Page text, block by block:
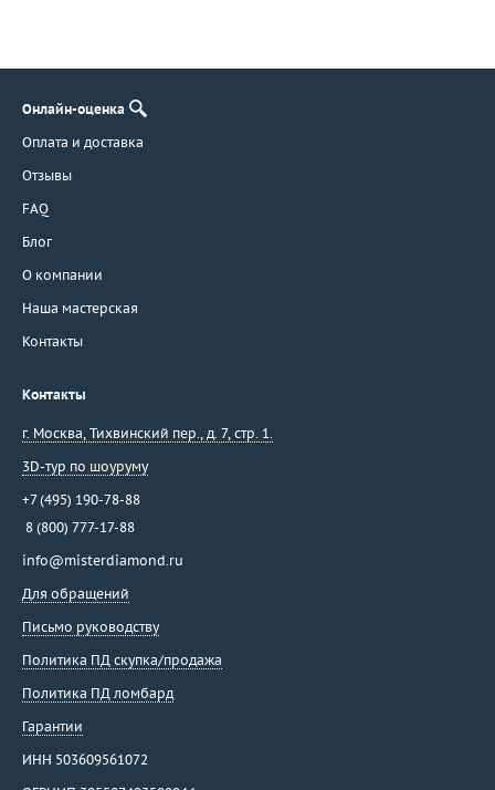
Онлайн-оценка
Оплата и доставка
Отзывы
FAQ
Блог
О компании
Наша мастерская
Контакты
Контакты
г. Москва, Тихвинский пер., д. 7, стр. 1.
3D-тур по шоуруму
+7 (495) 190-78-88
8 (800) 777-17-88
info@misterdiamond.ru
Для обращений
Письмо руководству
Политика ПД скупка/продажа
Политика ПД ломбард
Гарантии
ИНН 503609561072